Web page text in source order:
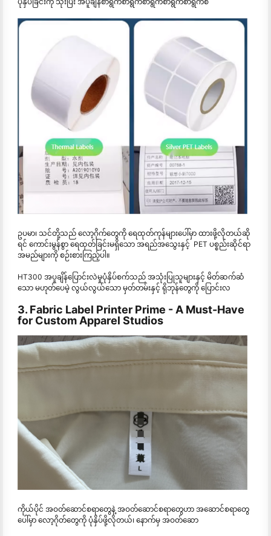
ဥပမာ၊ သင်တို့သည် လော့ဂိုက်တွေကို ရေထုတ်ကုန်များပေါ်မှာ ထားဖို့လိုတယ်ဆို
ရင် ကောင်းမွန်စွာ ရေထုတ်ခြင်းမရှိသော အရည်အသွေးနှင့် PET ပစ္စည်းဆိုင်ရာ
အမည်များကို စဉ်းစားကြည့်ပါ။
HT300 အပူချိန်ပြောင်းလဲမှုပုံနှိပ်စက်သည် အသုံးပြုသူများနှင့် မိတ်ဆက်ဆံ
သော မဟုတ်ပေမဲ့ လွယ်လွယ်သော မှတ်တမ်းနှင့် ရိုဘုန်တွေကို ပြောင်းလ
3. Fabric Label Printer Prime - A Must-Have
for Custom Apparel Studios
ကိုယ်ပိုင် အဝတ်ဆောင်စရာတွေနဲ့ အဝတ်ဆောင်စရာတွေဟာ အဆောင်စရာတွေ
ပေါ်မှာ လော့ဂိုတ်တွေကို ပုံနှိပ်ဖို့လိုတယ်၊ နောက်မှ အဝတ်ဆော